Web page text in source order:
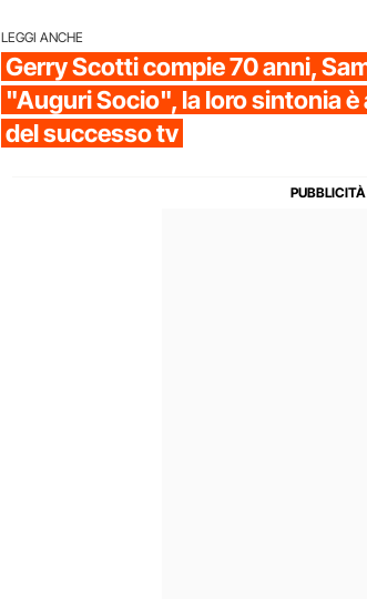
LEGGI ANCHE
Gerry Scotti compie 70 anni,
"Auguri Socio", la loro sintonia è
del successo tv